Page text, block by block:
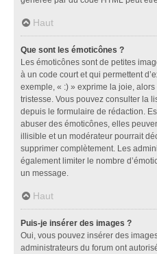
Haut
Que sont les émoticônes ?
Les émoticônes sont de petites
à un code court et qui permettent
exemple, « :) » exprime la joie,
tristesse. Vous pouvez consulter la
depuis le formulaire de rédaction.
abuser des émoticônes, elles
illisible et un modérateur pourrait
supprimer complètement. Les
également limiter le nombre
un message.
Haut
Puis-je insérer des images ?
Oui, vous pouvez insérer des
administrateurs du forum ont